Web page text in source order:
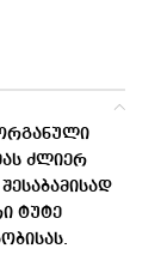
ძლიერ
ტუტე